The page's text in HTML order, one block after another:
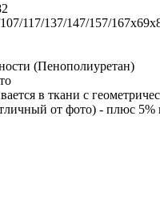
117/137/147/157/
(Пенополиуретан)
в ткани с
от фото) - плюс 5%